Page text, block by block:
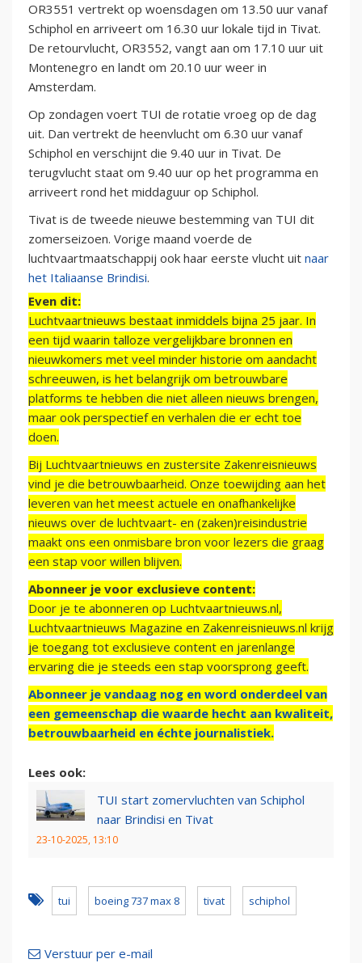
OR3551 vertrekt op woensdagen om 13.50 uur vanaf
Schiphol en arriveert om 16.30 uur lokale tijd in Tivat.
De retourvlucht, OR3552, vangt aan om 17.10 uur uit
Montenegro en landt om 20.10 uur weer in
Amsterdam.
Op zondagen voert TUI de rotatie vroeg op de dag
uit. Dan vertrekt de heenvlucht om 6.30 uur vanaf
Schiphol en verschijnt die 9.40 uur in Tivat. De
terugvlucht staat om 9.40 uur op het programma en
arriveert rond het middaguur op Schiphol.
Tivat is de tweede nieuwe bestemming van TUI dit
zomerseizoen. Vorige maand voerde de
luchtvaartmaatschappij ook haar eerste vlucht uit naar
het Italiaanse Brindisi.
Even dit:
Luchtvaartnieuws bestaat inmiddels bijna 25 jaar. In
een tijd waarin talloze vergelijkbare bronnen en
nieuwkomers met veel minder historie om aandacht
schreeuwen, is het belangrijk om betrouwbare
platforms te hebben die niet alleen nieuws brengen,
maar ook perspectief en verhalen die er echt toe
doen.
Bij Luchtvaartnieuws en zustersite Zakenreisnieuws
vind je die betrouwbaarheid. Onze toewijding aan het
leveren van het meest actuele en onafhankelijke
nieuws over de luchtvaart- en (zaken)reisindustrie
maakt ons een onmisbare bron voor lezers die graag
een stap voor willen blijven.
Abonneer je voor exclusieve content:
Door je te abonneren op Luchtvaartnieuws.nl,
Luchtvaartnieuws Magazine en Zakenreisnieuws.nl krijg
je toegang tot exclusieve content en jarenlange
ervaring die je steeds een stap voorsprong geeft.
Abonneer je vandaag nog en word onderdeel van
een gemeenschap die waarde hecht aan kwaliteit,
betrouwbaarheid en échte journalistiek.
Lees ook:
TUI start zomervluchten van Schiphol
naar Brindisi en Tivat
23-10-2025, 13:10
tui boeing 737 max 8 tivat schiphol
Verstuur per e-mail